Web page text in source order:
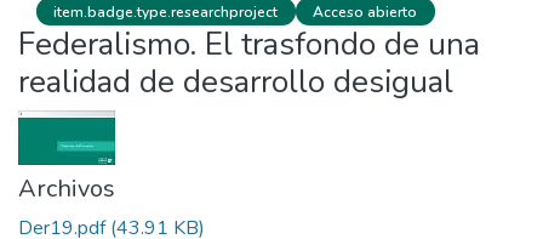
item.badge.type.researchproject Acceso abierto
Federalismo. El trasfondo de una
realidad de desarrollo desigual
Archivos
Der19.pdf(43.91 KB)